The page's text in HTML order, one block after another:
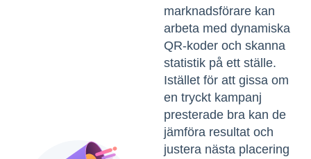
marknadsförare kan
arbeta med dynamiska
QR-koder och skanna
statistik på ett ställe.
Istället för att gissa om
en tryckt kampanj
presterade bra kan de
jämföra resultat och
justera nästa placering